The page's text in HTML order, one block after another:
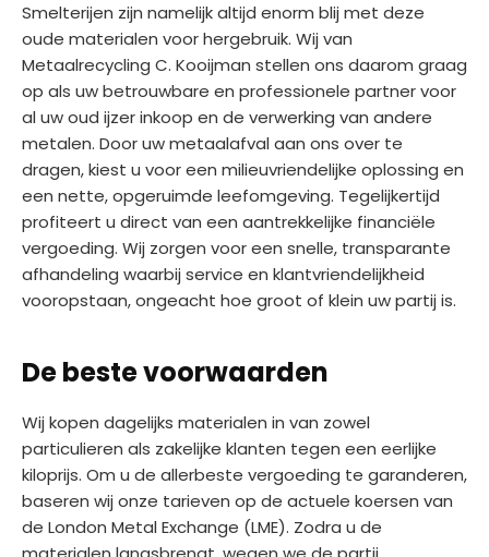
Smelterijen zijn namelijk altijd enorm blij met deze
oude materialen voor hergebruik. Wij van
Metaalrecycling C. Kooijman stellen ons daarom graag
op als uw betrouwbare en professionele partner voor
al uw oud ijzer inkoop en de verwerking van andere
metalen. Door uw metaalafval aan ons over te
dragen, kiest u voor een milieuvriendelijke oplossing en
een nette, opgeruimde leefomgeving. Tegelijkertijd
profiteert u direct van een aantrekkelijke financiële
vergoeding. Wij zorgen voor een snelle, transparante
afhandeling waarbij service en klantvriendelijkheid
vooropstaan, ongeacht hoe groot of klein uw partij is.
De beste voorwaarden
Wij kopen dagelijks materialen in van zowel
particulieren als zakelijke klanten tegen een eerlijke
kiloprijs. Om u de allerbeste vergoeding te garanderen,
baseren wij onze tarieven op de actuele koersen van
de London Metal Exchange (LME). Zodra u de